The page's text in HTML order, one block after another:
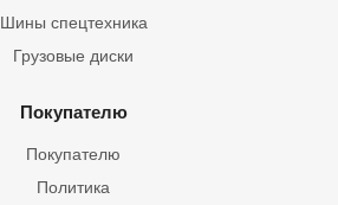
Шины спецтехника
Грузовые диски
Покупателю
Покупателю
Политика